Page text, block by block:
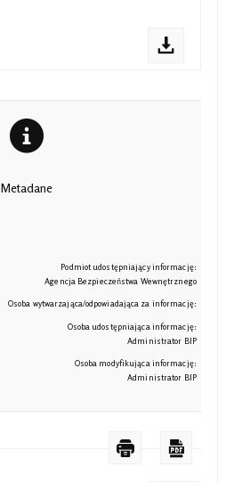
Metadane
Podmiot udostępniający informację:
Agencja Bezpieczeństwa Wewnętrznego
Osoba wytwarzająca/odpowiadająca za informację:
Osoba udostępniająca informację:
Administrator BIP
Osoba modyfikująca informację:
Administrator BIP